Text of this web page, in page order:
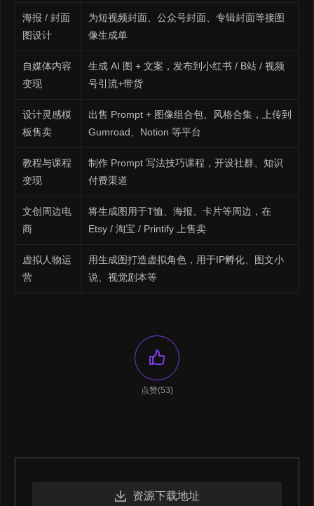
海报 / 封面
图设计
为短视频封面、公众号封面、专辑封面等接图
像生成单
自媒体内容
变现
生成 AI 图 + 文案，发布到小红书 / B站 / 视频
号引流+带货
设计灵感模
板售卖
出售 Prompt + 图像组合包、风格合集，上传到
Gumroad、Notion 等平台
教程与课程
变现
制作 Prompt 写法技巧课程，开设社群、知识
付费渠道
文创周边电
商
将生成图用于T恤、海报、卡片等周边，在
Etsy / 淘宝 / Printify 上售卖
虚拟人物运
营
用生成图打造虚拟角色，用于IP孵化、图文小
说、视觉剧本等
点赞(53)
资源下载地址